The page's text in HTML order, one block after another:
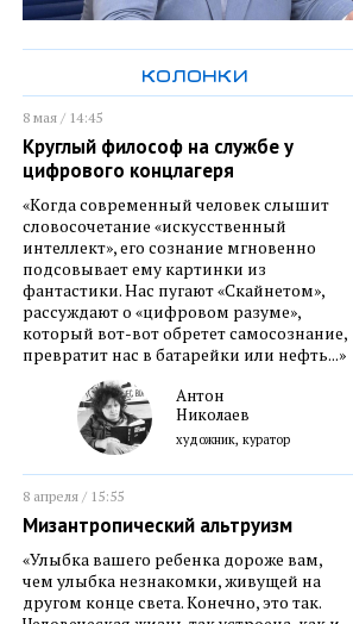
колонки
8 мая / 14:45
Круглый философ на службе у
цифрового концлагеря
«Когда современный человек слышит
словосочетание «искусственный
интеллект», его сознание мгновенно
подсовывает ему картинки из
фантастики. Нас пугают «Скайнетом»,
рассуждают о «цифровом разуме»,
который вот-вот обретет самосознание,
превратит нас в батарейки или нефть...»
Антон
Николаев
художник, куратор
8 апреля / 15:55
Мизантропический альтруизм
«Улыбка вашего ребенка дороже вам,
чем улыбка незнакомки, живущей на
другом конце света. Конечно, это так.